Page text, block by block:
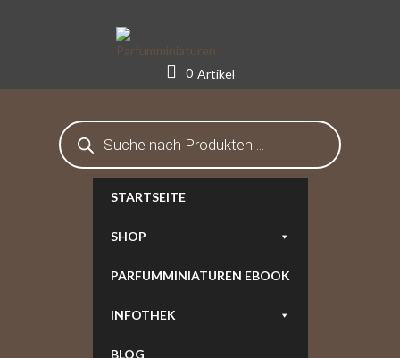
0 Artikel
STARTSEITE
SHOP
PARFUMMINIATUREN EBOOK
INFOTHEK
BLOG
Products
search